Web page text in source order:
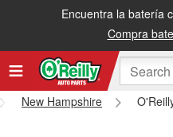
Encuentra la batería
Compra
Recibe tu orden gratis al día
New Hampshire